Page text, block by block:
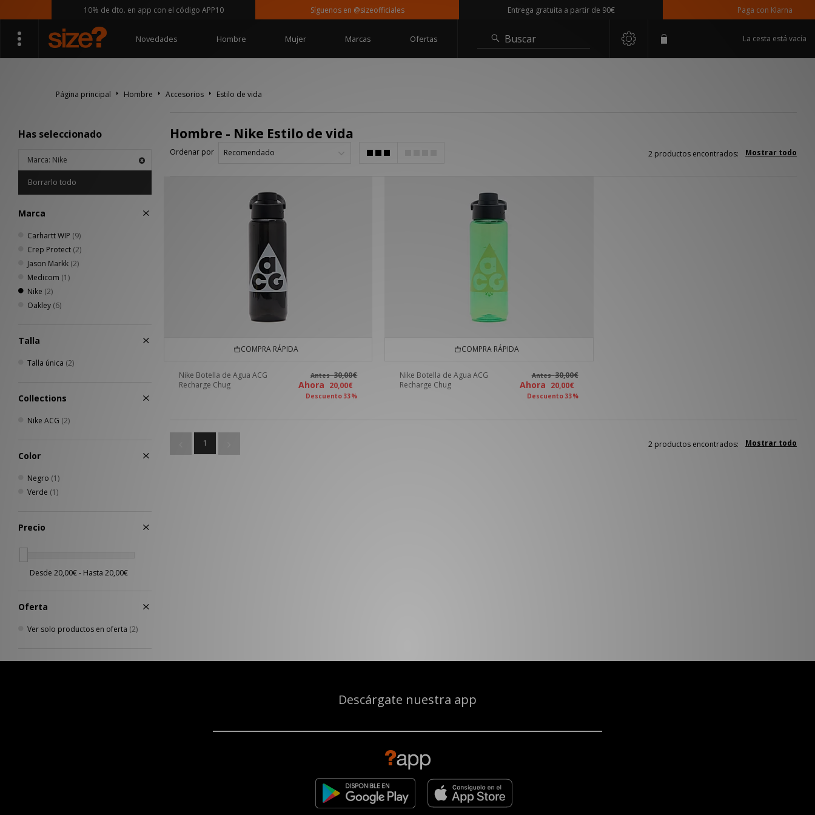
10% de dto. en app con el código APP10 Síguenos en @sizeofficiales Entrega gratuita a partir de 90€ Paga con Klarna
Novedades Hombre Mujer Marcas Ofertas Buscar La cesta está vacía
Página principal Hombre Accesorios Estilo de vida
Has seleccionado
Marca: Nike
Borrarlo todo
Marca
Carhartt WIP (9)
Crep Protect (2)
Jason Markk (2)
Medicom (1)
Nike (2)
Oakley (6)
Talla
Talla única (2)
Collections
Nike ACG (2)
Color
Negro (1)
Verde (1)
Precio
Oferta
Ver solo productos en oferta (2)
Hombre - Nike Estilo de vida
Ordenar por Mostrar todo
2 productos encontrados:
COMPRA RÁPIDA
Nike Botella de Agua ACG
Recharge Chug
Antes30,00€
Ahora 20,00€
Descuento 33%
COMPRA RÁPIDA
Nike Botella de Agua ACG
Recharge Chug
Antes30,00€
Ahora 20,00€
Descuento 33%
1 Mostrar todo
2 productos encontrados:
Descárgate nuestra app